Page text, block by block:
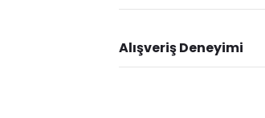
Alışveriş Deneyimi